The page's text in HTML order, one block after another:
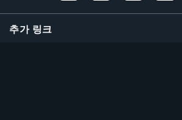
추가 링크